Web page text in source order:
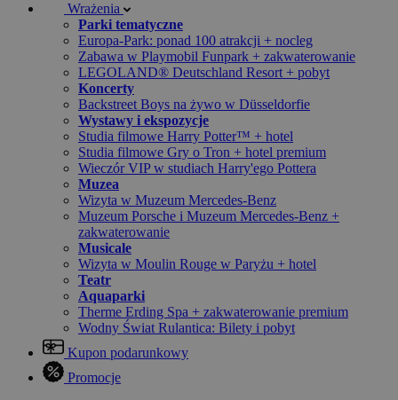
Wrażenia
Parki tematyczne
Europa-Park: ponad 100 atrakcji + nocleg
Zabawa w Playmobil Funpark + zakwaterowanie
LEGOLAND® Deutschland Resort + pobyt
Koncerty
Backstreet Boys na żywo w Düsseldorfie
Wystawy i ekspozycje
Studia filmowe Harry Potter™ + hotel
Studia filmowe Gry o Tron + hotel premium
Wieczór VIP w studiach Harry'ego Pottera
Muzea
Wizyta w Muzeum Mercedes-Benz
Muzeum Porsche i Muzeum Mercedes-Benz +
zakwaterowanie
Musicale
Wizyta w Moulin Rouge w Paryżu + hotel
Teatr
Aquaparki
Therme Erding Spa + zakwaterowanie premium
Wodny Świat Rulantica: Bilety i pobyt
Kupon podarunkowy
Promocje